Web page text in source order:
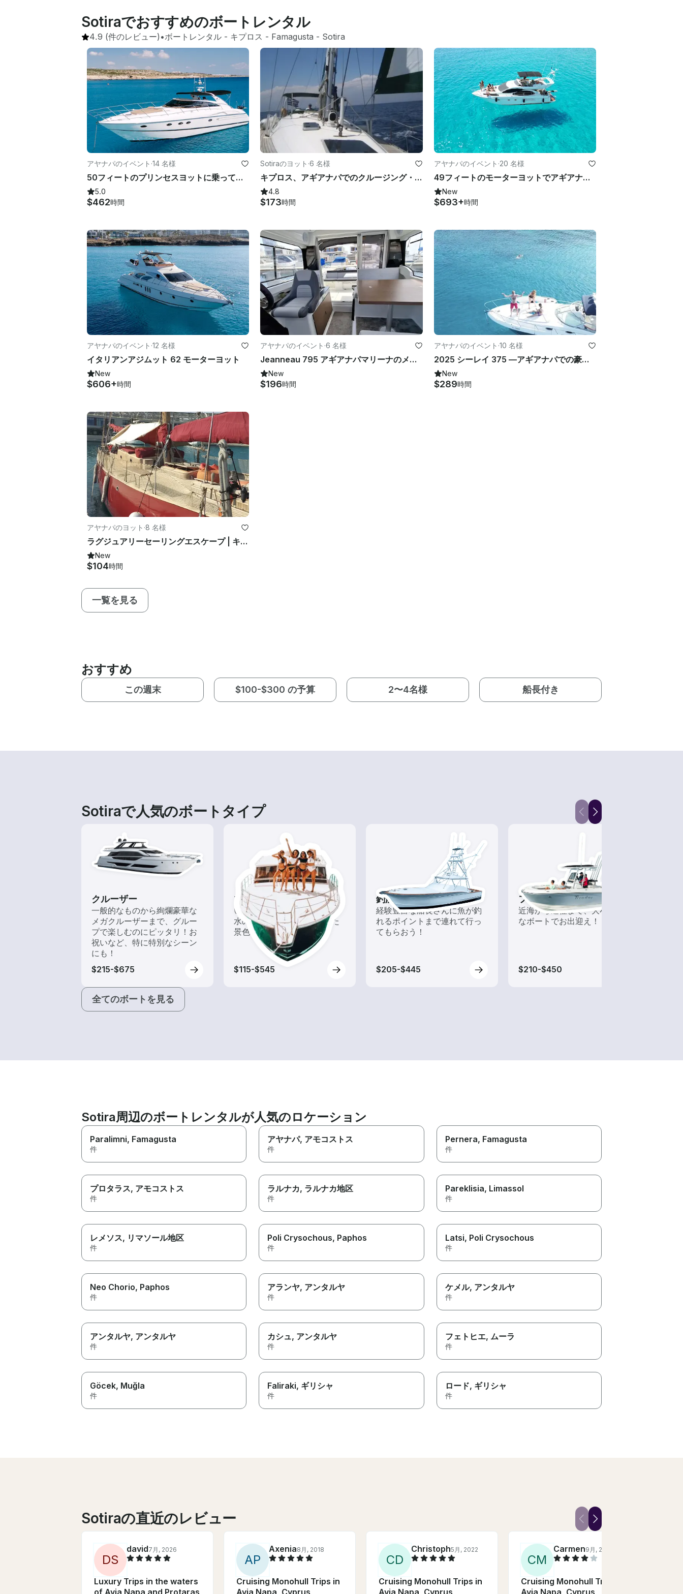
Sotiraでおすすめのボートレンタル
4.9 (件のレビュー) •ボートレンタル - キプロス - Famagusta - Sotira
アヤナパのイベント ·14 名様
50フィートのプリンセスヨットに乗ってアギアナパとプロタラスの海を巡る豪華旅行
5.0
$462時間
Sotiraのヨット ·6 名様
キプロス、アギアナパでのクルージング・モノハル・トリップ
4.8
$173時間
アヤナパのイベント ·20 名様
49フィートのモーターヨットでアギアナパ-キプロスのプロタラスを探索
New
$693+時間
アヤナパのイベント ·12 名様
イタリアンアジムット 62 モーターヨット
New
$606+時間
アヤナパのイベント ·6 名様
Jeanneau 795 アギアナパマリーナのメリーフィッシャーボートチャーター
New
$196時間
アヤナパのイベント ·10 名様
2025 シーレイ 375 —アギアナパでの豪華ボートトリップ！
New
$289時間
アヤナパのヨット ·8 名様
ラグジュアリーセーリングエスケープ | キャビン3室 • キャプテン • ワイン込み
New
$104時間
一覧を見る
おすすめ
この週末 $100-$300 の予算 2〜4名様 船長付き
Sotiraで人気のボートタイプ
クルーザー
一般的なものから絢爛豪華な
メガクルーザーまで、グルー
プで楽しむのにピッタリ！お
祝いなど、特に特別なシーン
にも！
$215-$675
ツアー
いろんな再発見があるかも!?
水の上から眺める一味違った
景色を楽しもう！
$115-$545
釣船チャーター
経験豊富な船長さんに魚が釣
れるポイントまで連れて行っ
てもらおう！
$205-$445
フィッシングボート
近海から遠征まで、大小様々
なボートでお出迎え！
$210-$450
全てのボートを見る
Sotira周辺のボートレンタルが人気のロケーション
Paralimni, Famagusta
件
アヤナパ, アモコストス
件
Pernera, Famagusta
件
プロタラス, アモコストス
件
ラルナカ, ラルナカ地区
件
Pareklisia, Limassol
件
レメソス, リマソール地区
件
Poli Crysochous, Paphos
件
Latsi, Poli Crysochous
件
Neo Chorio, Paphos
件
アランヤ, アンタルヤ
件
ケメル, アンタルヤ
件
アンタルヤ, アンタルヤ
件
カシュ, アンタルヤ
件
フェトヒエ, ムーラ
件
Göcek, Muğla
件
Faliraki, ギリシャ
件
ロード, ギリシャ
件
Sotiraの直近のレビュー
DS
david7月, 2026
Luxury Trips in the waters
of Ayia Napa and Protaras
AP
Axenia8月, 2018
Cruising Monohull Trips in
Ayia Napa, Cyprus
CD
Christoph5月, 2022
Cruising Monohull Trips in
Ayia Napa, Cyprus
CM
Carmen9月, 2018
Cruising Monohull Trips in
Ayia Napa, Cyprus